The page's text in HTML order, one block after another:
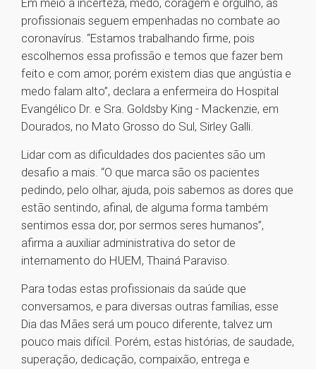
Em meio à incerteza, medo, coragem e orgulho, as
profissionais seguem empenhadas no combate ao
coronavírus. “Estamos trabalhando firme, pois
escolhemos essa profissão e temos que fazer bem
feito e com amor, porém existem dias que angústia e
medo falam alto”, declara a enfermeira do Hospital
Evangélico Dr. e Sra. Goldsby King - Mackenzie, em
Dourados, no Mato Grosso do Sul, Sirley Galli.
Lidar com as dificuldades dos pacientes são um
desafio a mais. “O que marca são os pacientes
pedindo, pelo olhar, ajuda, pois sabemos as dores que
estão sentindo, afinal, de alguma forma também
sentimos essa dor, por sermos seres humanos”,
afirma a auxiliar administrativa do setor de
internamento do HUEM, Thainá Paraviso.
Para todas estas profissionais da saúde que
conversamos, e para diversas outras famílias, esse
Dia das Mães será um pouco diferente, talvez um
pouco mais difícil. Porém, estas histórias, de saudade,
superação, dedicação, compaixão, entrega e